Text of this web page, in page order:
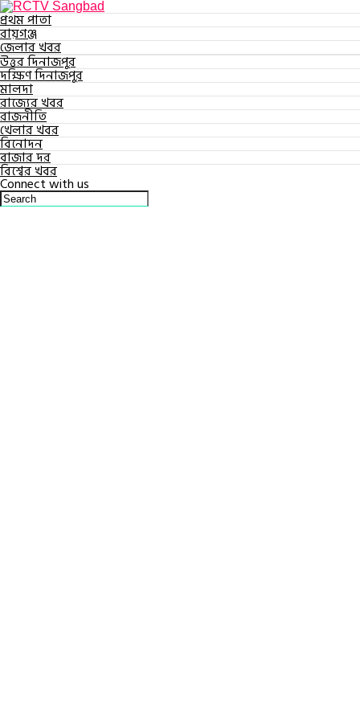
প্রথম পাতা
রায়গঞ্জ
জেলার খবর
উত্তর দিনাজপুর
দক্ষিণ দিনাজপুর
মালদা
রাজ্যের খবর
রাজনীতি
খেলার খবর
বিনোদন
বাজার দর
বিশ্বের খবর
Connect with us